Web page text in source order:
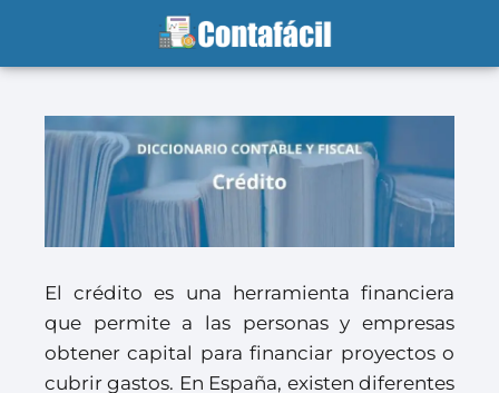
El crédito es una herramienta financiera
que permite a las personas y empresas
obtener capital para financiar proyectos o
cubrir gastos. En España, existen diferentes